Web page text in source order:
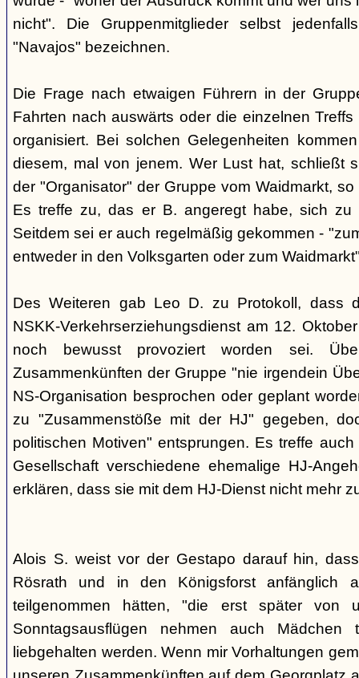
nicht". Die Gruppenmitglieder selbst
"Navajos" bezeichnen.
Die Frage nach etwaigen Führern in der
Fahrten nach auswärts oder die einzelnen
organisiert. Bei solchen Gelegenheiten
diesem, mal von jenem. Wer Lust hat, schließt
der "Organisator" der Gruppe vom Waidmarkt,
Es treffe zu, das er B. angeregt habe, sich zu
Seitdem sei er auch regelmäßig gekommen -
entweder in den Volksgarten oder zum
Des Weiteren gab Leo D. zu Protokoll, dass
NSKK-Verkehrserziehungsdienst am 12.
noch bewusst provoziert worden sei.
Zusammenkünften der Gruppe "nie irgendein
NS-Organisation besprochen oder geplant
zu "Zusammenstöße mit der HJ" gegeben,
politischen Motiven" entsprungen. Es treffe
Gesellschaft verschiedene ehemalige HJ-
erklären, dass sie mit dem HJ-Dienst nicht mehr
Alois S. weist vor der Gestapo darauf hin,
Rösrath und in den Königsforst anfänglich
teilgenommen hätten, "die erst später von
Sonntagsausflügen nehmen auch
liebgehalten werden. Wenn mir Vorhaltungen